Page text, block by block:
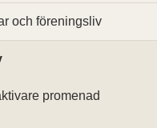
och föreningsliv
promenad